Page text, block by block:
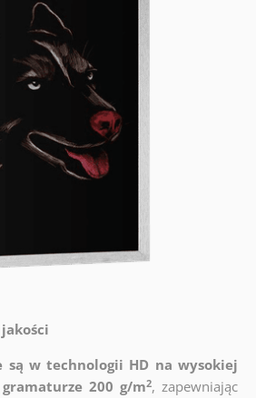
są w technologii HD na wysokiej
200 g/m2, zapewniając